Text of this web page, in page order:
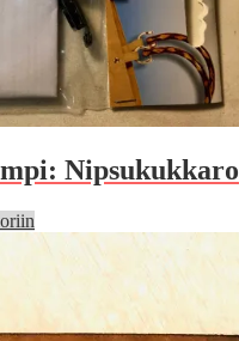
Nipsukukkaro